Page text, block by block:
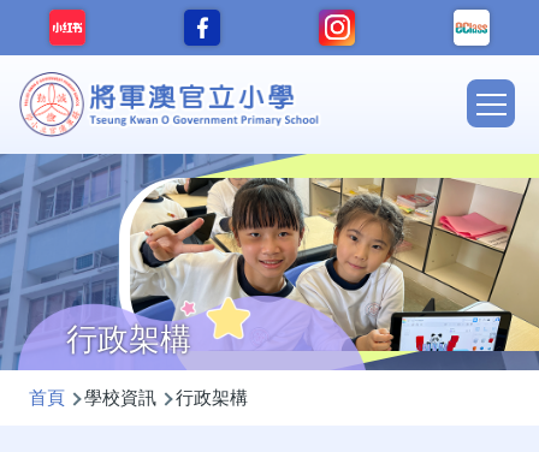
移至主內容
Main
行政架構
導
首頁 學校資訊 行政架構